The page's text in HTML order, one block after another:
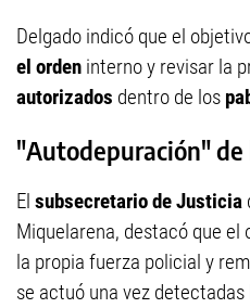
Delgado indicó que el
el orden interno y revisar la
autorizados dentro de los
"Autodepuración" de
El subsecretario de Justicia
Miquelarena, destacó que
la propia fuerza policial y
se actuó una vez